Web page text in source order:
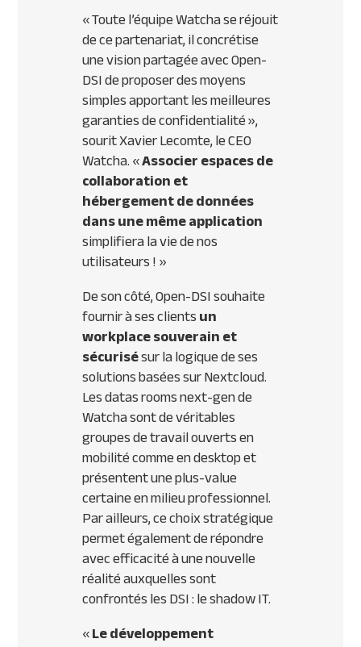
«Toute l’équipe Watcha se réjouit
de ce partenariat, il concrétise
une vision partagée avec Open-
DSI de proposer des moyens
simples apportant les meilleures
garanties de confidentialité»,
sourit Xavier Lecomte, le CEO
Watcha. «Associer espaces de
collaboration et
hébergement de données
dans une même application
simplifiera la vie de nos
utilisateurs !»
De son côté, Open-DSI souhaite
fournir à ses clientsun
workplace souverain et
sécurisésur la logique de ses
solutions basées sur Nextcloud.
Les datas roomsnext-gende
Watcha sont de véritables
groupes de travail ouverts en
mobilité comme en desktop et
présentent une plus-value
certaine en milieu professionnel.
Par ailleurs, ce choix stratégique
permet également de répondre
avec efficacité à une nouvelle
réalité auxquelles sont
confrontés les DSI : le shadow IT.
«Le développement